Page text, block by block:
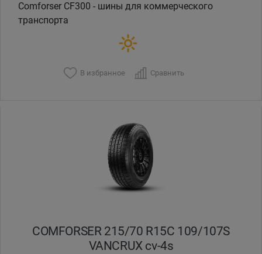
Comforser CF300 - шины для коммерческого
транспорта
В избранное Сравнить
COMFORSER 215/70 R15C 109/107S
VANCRUX cv-4s